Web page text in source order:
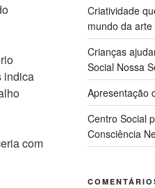
indica
com
Criatividade
mundo da
Crianças
Social Nossa
Apresentação
Centro Social
Consciência